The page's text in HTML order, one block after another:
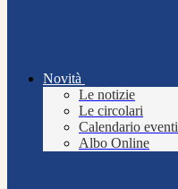
Novità
Le notizie
Le circolari
Calendario eventi
Albo Online